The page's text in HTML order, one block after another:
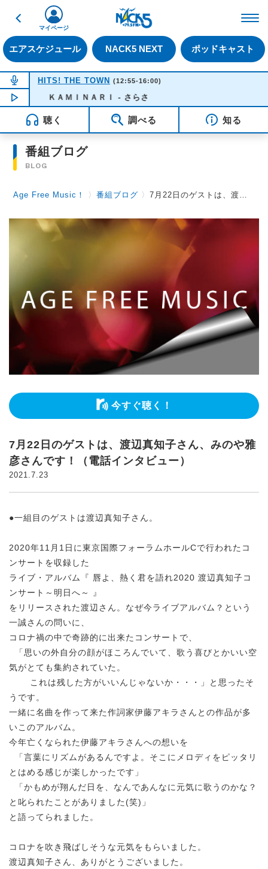
戻る
エアスケジュール NACK5 NEXT ポッドキャスト
マイページ
NOW ON AIR
HITS! THE TOWN (12:55-16:00)
NOW PLAYING 14:56
ＫＡＭＩＮＡＲＩ - さらさ
聴く 調べる 知る
番組ブログ
BLOG
Age Free Music！ 〉番組ブログ 〉7月22日のゲストは、渡辺真知子さん、みのや雅彦さんです！（電話インタビュー）
今すぐ聴く！
7月22日のゲストは、渡辺真知子さん、みのや雅
彦さんです！（電話インタビュー）
2021.7.23
●一組目のゲストは渡辺真知子さん。
2020年11月1日に東京国際フォーラムホールCで行われたコ
ンサートを収録した
ライブ・アルバム『 唇よ、熱く君を語れ2020 渡辺真知子コ
ンサート～明日へ～ 』
をリリースされた渡辺さん。なぜ今ライブアルバム？という
一誠さんの問いに、
コロナ禍の中で奇跡的に出来たコンサートで、
「思いの外自分の顔がほころんでいて、歌う喜びとかいい空
気がとても集約されていた。
これは残した方がいいんじゃないか・・・」と思ったそ
うです。
一緒に名曲を作って来た作詞家伊藤アキラさんとの作品が多
いこのアルバム。
今年亡くなられた伊藤アキラさんへの想いを
「言葉にリズムがあるんですよ。そこにメロディをピッタリ
とはめる感じが楽しかったです」
「かもめが翔んだ日を、なんであんなに元気に歌うのかな？
と叱られたことがありました(笑)」
と語ってられました。
コロナを吹き飛ばしそうな元気をもらいました。
渡辺真知子さん、ありがとうございました。